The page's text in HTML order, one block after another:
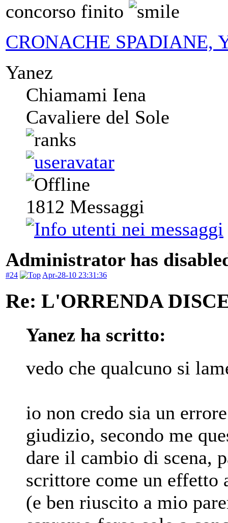
concorso finito
CRONACHE SPADIANE,
Yanez
Chiamami Iena
Cavaliere del Sole
1812 Messaggi
Administrator has
#24 Apr-28-10 23:31:36
Re: L'ORRENDA
Yanez ha scritto:
vedo che qualcuno si
io non credo sia un
giudizio, secondo me
dare il cambio di scena,
scrittore come un
(e ben riuscito a mio